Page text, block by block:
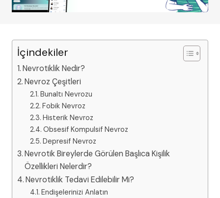
İçindekiler
Nevrotiklik Nedir?
Nevroz Çeşitleri
Bunaltı Nevrozu
Fobik Nevroz
Histerik Nevroz
Obsesif Kompulsif Nevroz
Depresif Nevroz
Nevrotik Bireylerde Görülen Başlıca Kişilik
Özellikleri Nelerdir?
Nevrotiklik Tedavi Edilebilir Mi?
Endişelerinizi Anlatın